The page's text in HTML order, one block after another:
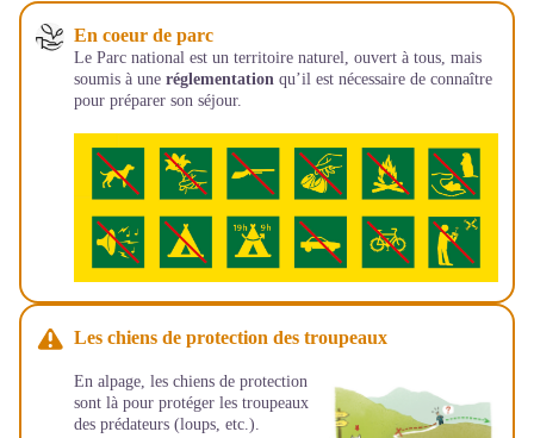
En coeur de parc
Le Parc national est un territoire naturel, ouvert à tous, mais
soumis à une réglementation qu’il est nécessaire de connaître
pour préparer son séjour.
Les chiens de protection des troupeaux
En alpage, les chiens de protection
sont là pour protéger les troupeaux
des prédateurs (loups, etc.).